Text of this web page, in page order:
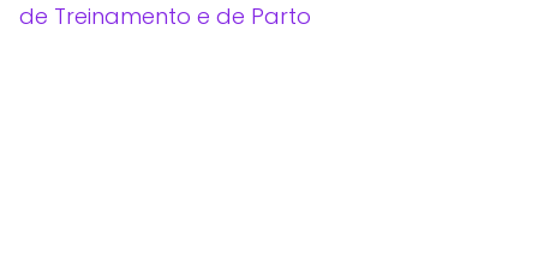
de Treinamento e de Parto